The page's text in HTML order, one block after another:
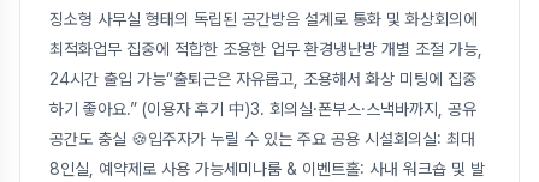
징소형 사무실 형태의 독립된 공간방음 설계로 통화 및 화상회의에
최적화업무 집중에 적합한 조용한 업무 환경냉난방 개별 조절 가능,
24시간 출입 가능“출퇴근은 자유롭고, 조용해서 화상 미팅에 집중
하기 좋아요.” (이용자 후기 中)3. 회의실·폰부스·스낵바까지, 공유
공간도 충실 🍪입주자가 누릴 수 있는 주요 공용 시설회의실: 최대
8인실, 예약제로 사용 가능세미나룸 & 이벤트홀: 사내 워크숍 및 발